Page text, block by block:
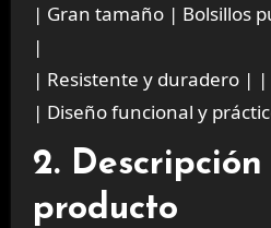
| Gran tamaño | Bolsillos
|
| Resistente y duradero | |
| Diseño funcional y
2.
producto